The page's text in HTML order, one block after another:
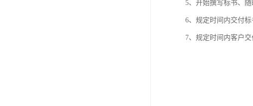
5、开始撰写标书、随
6、规定时间内交付
7、规定时间内客户